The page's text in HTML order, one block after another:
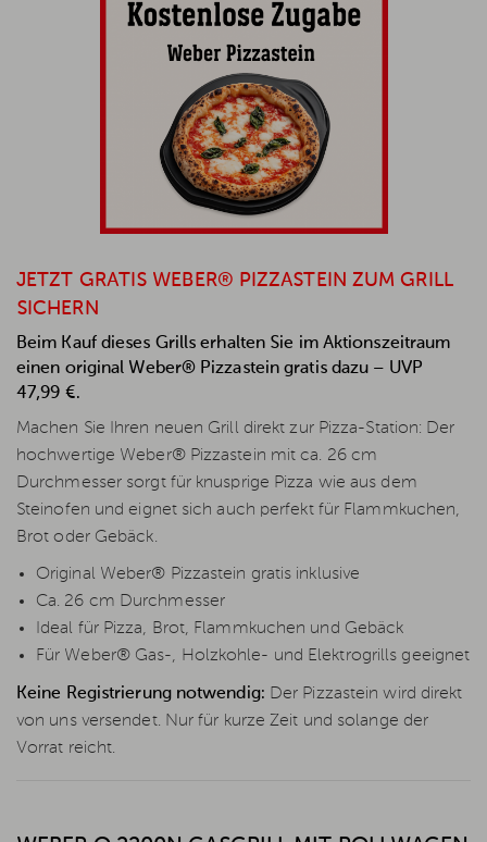
JETZT GRATIS WEBER® PIZZASTEIN ZUM GRILL
SICHERN
Beim Kauf dieses Grills erhalten Sie im Aktionszeitraum
einen original Weber® Pizzastein gratis dazu – UVP
47,99 €.
Machen Sie Ihren neuen Grill direkt zur Pizza-Station: Der
hochwertige Weber® Pizzastein mit ca. 26 cm
Durchmesser sorgt für knusprige Pizza wie aus dem
Steinofen und eignet sich auch perfekt für Flammkuchen,
Brot oder Gebäck.
Original Weber® Pizzastein gratis inklusive
Ca. 26 cm Durchmesser
Ideal für Pizza, Brot, Flammkuchen und Gebäck
Für Weber® Gas-, Holzkohle- und Elektrogrills geeignet
Keine Registrierung notwendig: Der Pizzastein wird direkt
von uns versendet. Nur für kurze Zeit und solange der
Vorrat reicht.